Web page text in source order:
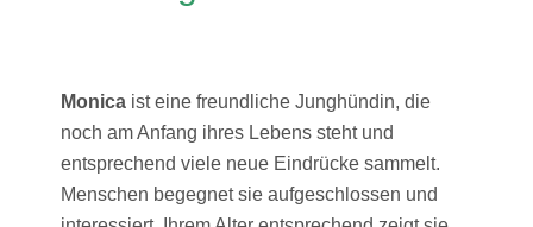
Monica ist eine freundliche Junghündin, die
noch am Anfang ihres Lebens steht und
entsprechend viele neue Eindrücke sammelt.
Menschen begegnet sie aufgeschlossen und